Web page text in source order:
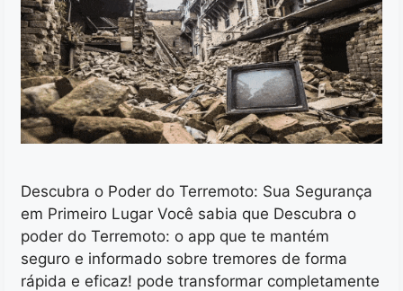
Descubra o Poder do Terremoto: Sua Segurança
em Primeiro Lugar Você sabia que Descubra o
poder do Terremoto: o app que te mantém
seguro e informado sobre tremores de forma
rápida e eficaz! pode transformar completamente